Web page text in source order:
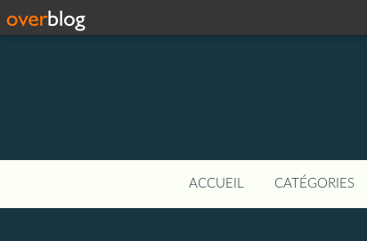
ACCUEIL CATÉGORIES